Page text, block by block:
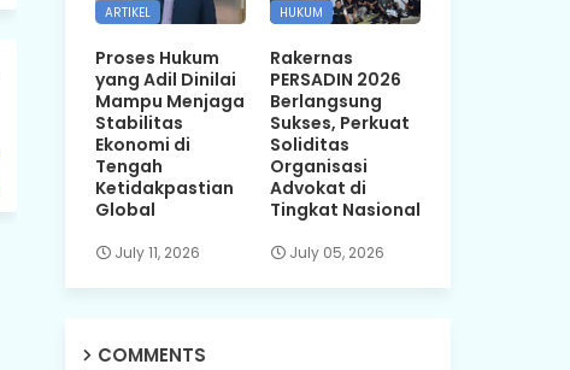
ARTIKEL
Proses Hukum
yang Adil Dinilai
Mampu Menjaga
Stabilitas
Ekonomi di
Tengah
Ketidakpastian
Global
July 11, 2026
HUKUM
Rakernas
PERSADIN 2026
Berlangsung
Sukses, Perkuat
Soliditas
Organisasi
Advokat di
Tingkat Nasional
July 05, 2026
COMMENTS